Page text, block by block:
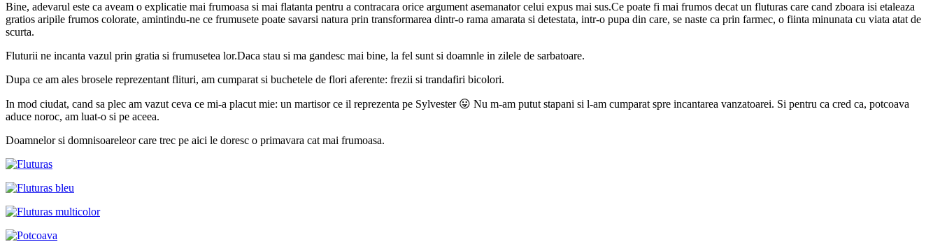
Bine, adevarul este ca aveam o explicatie mai frumoasa si mai flatanta pentru a contracara orice argument asemanator celui expus mai sus.Ce poate fi mai frumos decat un fluturas care cand zboara isi etaleaza
gratios aripile frumos colorate, amintindu-ne ce frumusete poate savarsi natura prin transformarea dintr-o rama amarata si detestata, intr-o pupa din care, se naste ca prin farmec, o fiinta minunata cu viata atat de
scurta.
Fluturii ne incanta vazul prin gratia si frumusetea lor.Daca stau si ma gandesc mai bine, la fel sunt si doamnle in zilele de sarbatoare.
Dupa ce am ales brosele reprezentant flituri, am cumparat si buchetele de flori aferente: frezii si trandafiri bicolori.
In mod ciudat, cand sa plec am vazut ceva ce mi-a placut mie: un martisor ce il reprezenta pe Sylvester 😛 Nu m-am putut stapani si l-am cumparat spre incantarea vanzatoarei. Si pentru ca cred ca, potcoava
aduce noroc, am luat-o si pe aceea.
Doamnelor si domnisoareleor care trec pe aici le doresc o primavara cat mai frumoasa.